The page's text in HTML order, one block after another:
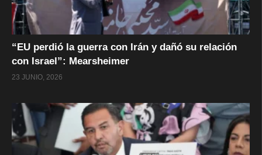
“EU perdió la guerra con Irán y dañó su relación
con Israel”: Mearsheimer
23 JUNIO, 2026